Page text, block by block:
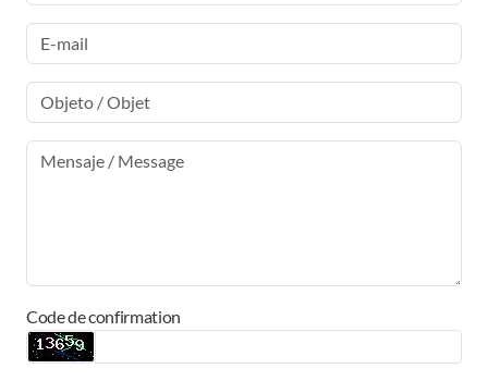
Code de confirmation